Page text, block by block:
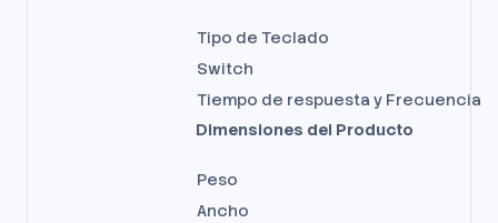
Tipo de Teclado
Switch
Tiempo de respuesta y Frecuencia
Dimensiones del Producto
Peso
Ancho